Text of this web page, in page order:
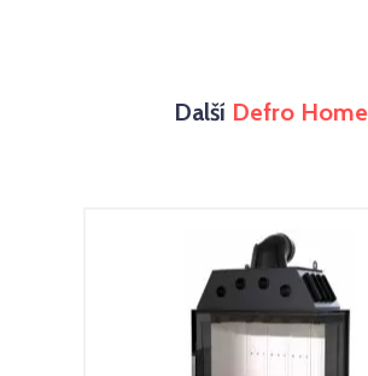
Další Defro Home